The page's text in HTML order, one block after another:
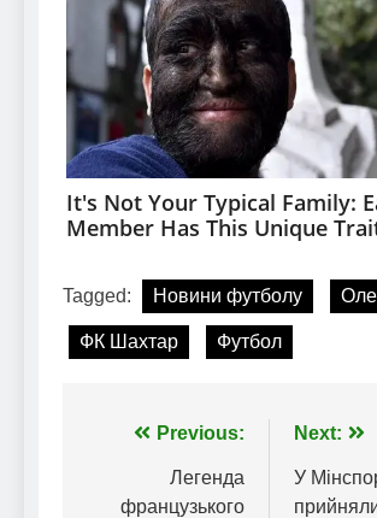
Tagged: Новини футболу
ФК Шахтар Футбол
Навігація
записів
Previous:
Легенда
французького
Next:
У